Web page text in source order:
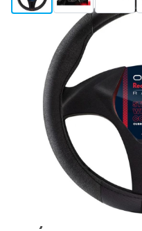
Spedito entro 1-2 giorni
Scegli un numero
1 pezzo
2 pezzi
5 pezzi